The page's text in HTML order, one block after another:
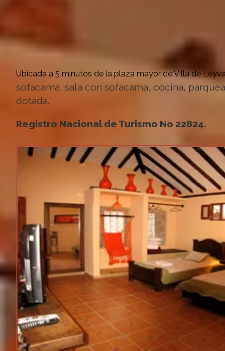
Ubicada a 5 minutos de la plaza mayor de Villa de
sofacama, sala con sofacama, cocina,
dotada.
Registro Nacional de Turismo No 22824.